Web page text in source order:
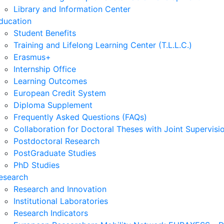
Library and Information Center
Student Benefits
Training and Lifelong Learning Center (T.L.L.C.)
Erasmus+
Internship Office
Learning Outcomes
European Credit System
Diploma Supplement
Frequently Asked Questions (FAQs)
Collaboration for Doctoral Theses with Joint
Postdoctoral Research
PostGraduate Studies
PhD Studies
Research and Innovation
Institutional Laboratories
Research Indicators